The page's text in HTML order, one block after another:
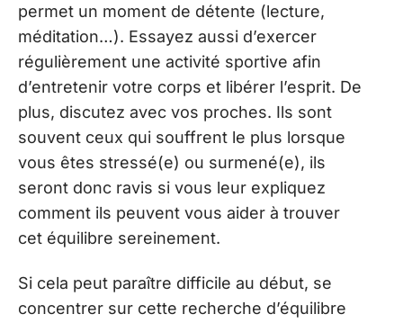
permet un moment de détente (lecture,
méditation…). Essayez aussi d’exercer
régulièrement une activité sportive afin
d’entretenir votre corps et libérer l’esprit. De
plus, discutez avec vos proches. Ils sont
souvent ceux qui souffrent le plus lorsque
vous êtes stressé(e) ou surmené(e), ils
seront donc ravis si vous leur expliquez
comment ils peuvent vous aider à trouver
cet équilibre sereinement.
Si cela peut paraître difficile au début, se
concentrer sur cette recherche d’équilibre